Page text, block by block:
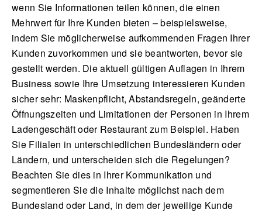
wenn Sie Informationen teilen können, die einen
Mehrwert für Ihre Kunden bieten – beispielsweise,
indem Sie möglicherweise aufkommenden Fragen Ihrer
Kunden zuvorkommen und sie beantworten, bevor sie
gestellt werden. Die aktuell gültigen Auflagen in Ihrem
Business sowie Ihre Umsetzung interessieren Kunden
sicher sehr: Maskenpflicht, Abstandsregeln, geänderte
Öffnungszeiten und Limitationen der Personen in Ihrem
Ladengeschäft oder Restaurant zum Beispiel. Haben
Sie Filialen in unterschiedlichen Bundesländern oder
Ländern, und unterscheiden sich die Regelungen?
Beachten Sie dies in Ihrer Kommunikation und
segmentieren Sie die Inhalte möglichst nach dem
Bundesland oder Land, in dem der jeweilige Kunde